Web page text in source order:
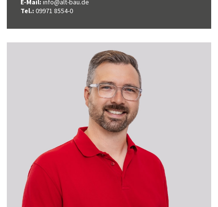
E-Mail: info@alt-bau.de
Tel.: 09971 8554-0